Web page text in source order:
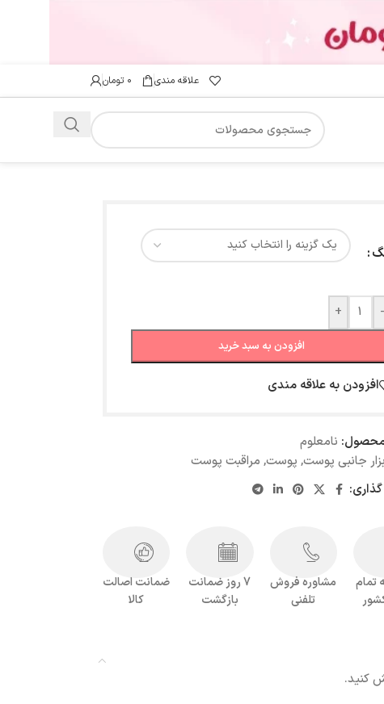
علاقه مندی ۰ تومان
-
+
افزودن به سبد خرید
افزودن به علاقه مندی
نامعلوم
جانبی پوست, پوست, مراقبت پوست
تمام
مشاوره فروش
تلفنی
7 روز ضمانت
بازگشت
ضمانت اصالت
کالا
کنید.